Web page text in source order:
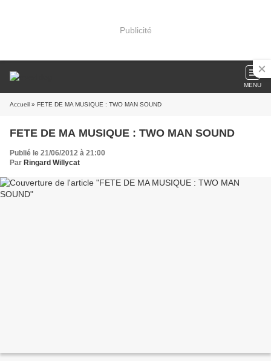
Publicité
MENU
Accueil » FETE DE MA MUSIQUE : TWO MAN SOUND
FETE DE MA MUSIQUE : TWO MAN SOUND
Publié le 21/06/2012 à 21:00
Par Ringard Willycat